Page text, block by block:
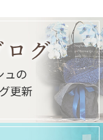
グ
ュの
更新